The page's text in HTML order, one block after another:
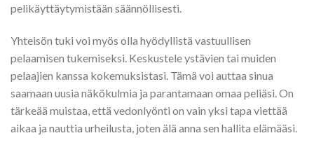
pelikäyttäytymistään säännöllisesti.
Yhteisön tuki voi myös olla hyödyllistä vastuullisen
pelaamisen tukemiseksi. Keskustele ystävien tai muiden
pelaajien kanssa kokemuksistasi. Tämä voi auttaa sinua
saamaan uusia näkökulmia ja parantamaan omaa peliäsi. On
tärkeää muistaa, että vedonlyönti on vain yksi tapa viettää
aikaa ja nauttia urheilusta, joten älä anna sen hallita elämääsi.